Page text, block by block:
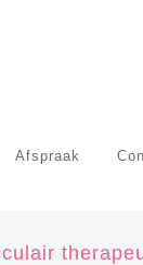
Afspraak